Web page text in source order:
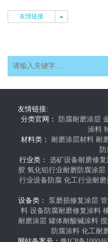
友情链接
友情链接:
分类官网：
防腐耐磨涂层
涂料
材料类： 耐磨涂层材料 耐
行业类： 选矿设备耐磨修复
胶 氧化铝行业耐磨防腐涂层
行业设备防腐 化工行业耐
设备类： 泵磨损修复涂层
料 设备防腐耐磨修复涂料
耐磨涂层 罐体耐酸碱涂料
防腐涂料 化工耐